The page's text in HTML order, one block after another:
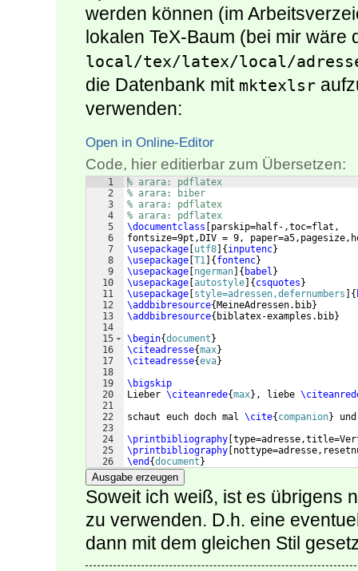
werden können (im
lokalen TeX-Baum (bei mir wäre
local/tex/latex/local/
die Datenbank mit mktexlsr
verwenden:
Open in Online-Editor
Code, hier editierbar zum Übersetzen:
1
2
3
4
5
6
7
8
9
10
11
12
13
14
15
16
17
18
19
20
21
22
23
24
25
26
% arara: pdflatex
% arara: biber
% arara: pdflatex
% arara: pdflatex
\documentclass
parskip=half-,toc=flat,
fontsize=9pt,DIV = 9,
\usepackage utf8 { inputenc}
\usepackage T1 { fontenc}
\usepackage ngerman { babel }
\usepackage autostyle { csquotes }
\usepackage style=adressen,defernumbers {
\addbibresource{ MeineAdressen.bib}
\addbibresource{ biblatex-examples.bib}
\begin{document }
\citeadresse{max}
\citeadresse{eva}
\bigskip
Lieber \citeanrede{max} , liebe
schaut euch doch mal \cite{ companion}
\printbibliography
\printbibliography
\end {document }
Ausgabe erzeugen
Soweit ich weiß, ist es übrigens
zu verwenden. D.h. eine
dann mit dem gleichen Stil